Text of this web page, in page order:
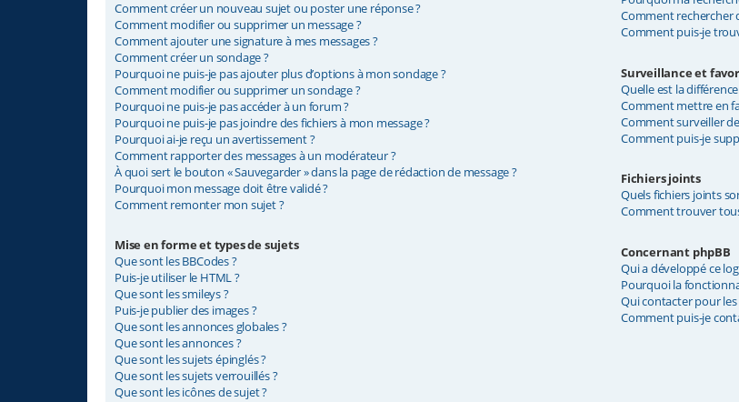
Comment créer un nouveau sujet ou poster une réponse ?
Comment modifier ou supprimer un message ?
Comment ajouter une signature à mes messages ?
Comment créer un sondage ?
Pourquoi ne puis-je pas ajouter plus d’options à mon sondage ?
Comment modifier ou supprimer un sondage ?
Pourquoi ne puis-je pas accéder à un forum ?
Pourquoi ne puis-je pas joindre des fichiers à mon message ?
Pourquoi ai-je reçu un avertissement ?
Comment rapporter des messages à un modérateur ?
À quoi sert le bouton « Sauvegarder » dans la page de rédaction de message ?
Pourquoi mon message doit être validé ?
Comment remonter mon sujet ?
Mise en forme et types de sujets
Que sont les BBCodes ?
Puis-je utiliser le HTML ?
Que sont les smileys ?
Puis-je publier des images ?
Que sont les annonces globales ?
Que sont les annonces ?
Que sont les sujets épinglés ?
Que sont les sujets verrouillés ?
Que sont les icônes de sujet ?
Comment rechercher
Comment puis-je
Surveillance et
Quelle est la
Comment mettre en
Comment surveiller
Comment puis-je
Fichiers joints
Quels fichiers joints
Comment trouver
Concernant phpBB
Qui a développé ce
Pourquoi la
Qui contacter pour
Comment puis-je